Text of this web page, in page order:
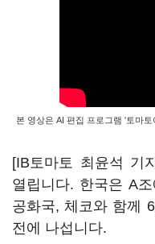
본 영상은 AI 편집 프로그램 '토마토
[IB토마토 최윤석 기
열립니다. 한국은 A
공화국, 체코와 함께
전에 나섭니다.